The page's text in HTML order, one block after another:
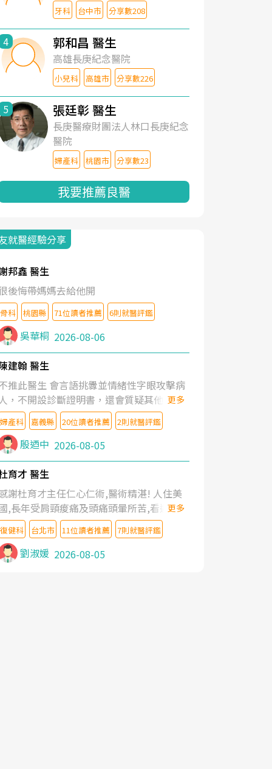
牙科 台中市 分享數208
4 郭和昌 醫生
高雄長庚紀念醫院
小兒科 高雄市 分享數226
5 張廷彰 醫生
長庚醫療財團法人林口長庚紀念
醫院
婦產科 桃園市 分享數23
我要推薦良醫
就醫經驗分享
邦鑫 醫生
後悔帶媽媽去給他開
骨科 桃園縣 71位讀者推薦 6則就醫評鑑
吳華桐 2026-08-06
建翰 醫生
推此醫生 會言語挑釁並情緒性字眼攻擊病
，不開設診斷證明書，還會質疑其他醫生
判斷！
更多
婦產科 嘉義縣 20位讀者推薦 2則就醫評鑑
殷迺中 2026-08-05
育才 醫生
謝杜育才主任仁心仁術,醫術精湛! 人住美
,長年受肩頸痠痛及頭痛頭暈所苦,看遍名醫
授,做了各種檢查,也嘗試過西醫打針,中醫
灸及物理徒手治療都沒有用,後來連吃到嗎
類止痛藥都效果有限,只是壓症狀,沒多久就
起來,多年失眠嚴重影響生活品質. 台灣親
更多
復健科 台北市 11位讀者推薦 7則就醫評鑑
劉淑媛 2026-08-05